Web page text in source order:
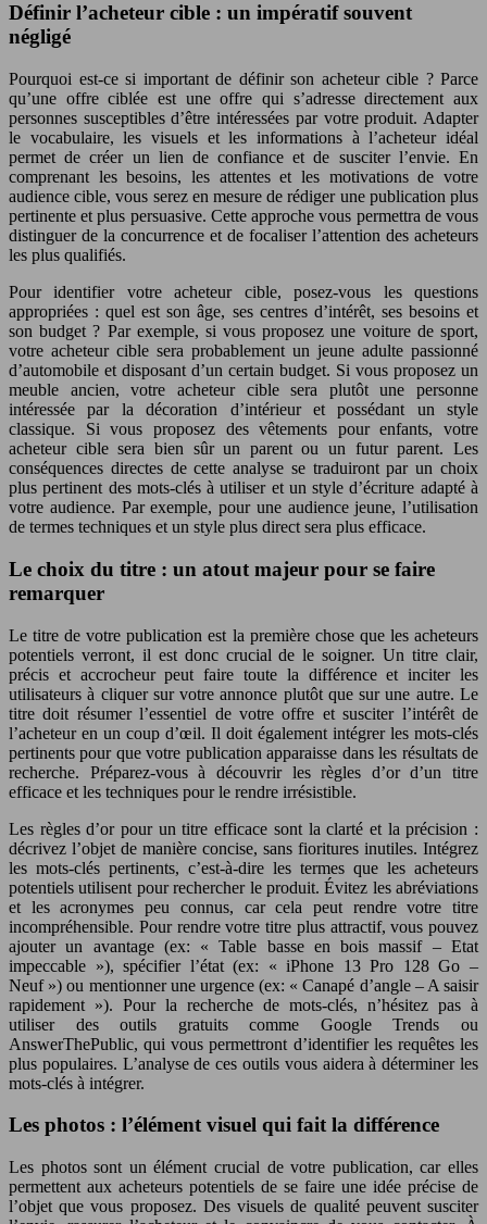
Définir l’acheteur cible : un impératif souvent
négligé
Pourquoi est-ce si important de définir son acheteur cible ? Parce
qu’une offre ciblée est une offre qui s’adresse directement aux
personnes susceptibles d’être intéressées par votre produit. Adapter
le vocabulaire, les visuels et les informations à l’acheteur idéal
permet de créer un lien de confiance et de susciter l’envie. En
comprenant les besoins, les attentes et les motivations de votre
audience cible, vous serez en mesure de rédiger une publication plus
pertinente et plus persuasive. Cette approche vous permettra de vous
distinguer de la concurrence et de focaliser l’attention des acheteurs
les plus qualifiés.
Pour identifier votre acheteur cible, posez-vous les questions
appropriées : quel est son âge, ses centres d’intérêt, ses besoins et
son budget ? Par exemple, si vous proposez une voiture de sport,
votre acheteur cible sera probablement un jeune adulte passionné
d’automobile et disposant d’un certain budget. Si vous proposez un
meuble ancien, votre acheteur cible sera plutôt une personne
intéressée par la décoration d’intérieur et possédant un style
classique. Si vous proposez des vêtements pour enfants, votre
acheteur cible sera bien sûr un parent ou un futur parent. Les
conséquences directes de cette analyse se traduiront par un choix
plus pertinent des mots-clés à utiliser et un style d’écriture adapté à
votre audience. Par exemple, pour une audience jeune, l’utilisation
de termes techniques et un style plus direct sera plus efficace.
Le choix du titre : un atout majeur pour se faire
remarquer
Le titre de votre publication est la première chose que les acheteurs
potentiels verront, il est donc crucial de le soigner. Un titre clair,
précis et accrocheur peut faire toute la différence et inciter les
utilisateurs à cliquer sur votre annonce plutôt que sur une autre. Le
titre doit résumer l’essentiel de votre offre et susciter l’intérêt de
l’acheteur en un coup d’œil. Il doit également intégrer les mots-clés
pertinents pour que votre publication apparaisse dans les résultats de
recherche. Préparez-vous à découvrir les règles d’or d’un titre
efficace et les techniques pour le rendre irrésistible.
Les règles d’or pour un titre efficace sont la clarté et la précision :
décrivez l’objet de manière concise, sans fioritures inutiles. Intégrez
les mots-clés pertinents, c’est-à-dire les termes que les acheteurs
potentiels utilisent pour rechercher le produit. Évitez les abréviations
et les acronymes peu connus, car cela peut rendre votre titre
incompréhensible. Pour rendre votre titre plus attractif, vous pouvez
ajouter un avantage (ex: « Table basse en bois massif – Etat
impeccable »), spécifier l’état (ex: « iPhone 13 Pro 128 Go –
Neuf ») ou mentionner une urgence (ex: « Canapé d’angle – A saisir
rapidement »). Pour la recherche de mots-clés, n’hésitez pas à
utiliser des outils gratuits comme Google Trends ou
AnswerThePublic, qui vous permettront d’identifier les requêtes les
plus populaires. L’analyse de ces outils vous aidera à déterminer les
mots-clés à intégrer.
Les photos : l’élément visuel qui fait la différence
Les photos sont un élément crucial de votre publication, car elles
permettent aux acheteurs potentiels de se faire une idée précise de
l’objet que vous proposez. Des visuels de qualité peuvent susciter